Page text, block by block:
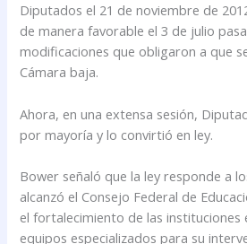
Diputados el 21 de noviembre de
de manera favorable el 3 de julio
modificaciones que obligaron a que
Cámara baja.
Ahora, en una extensa sesión,
por mayoría y lo convirtió en ley.
Bower señaló que la ley responde a
alcanzó el Consejo Federal de
el fortalecimiento de las instituciones
equipos especializados para su